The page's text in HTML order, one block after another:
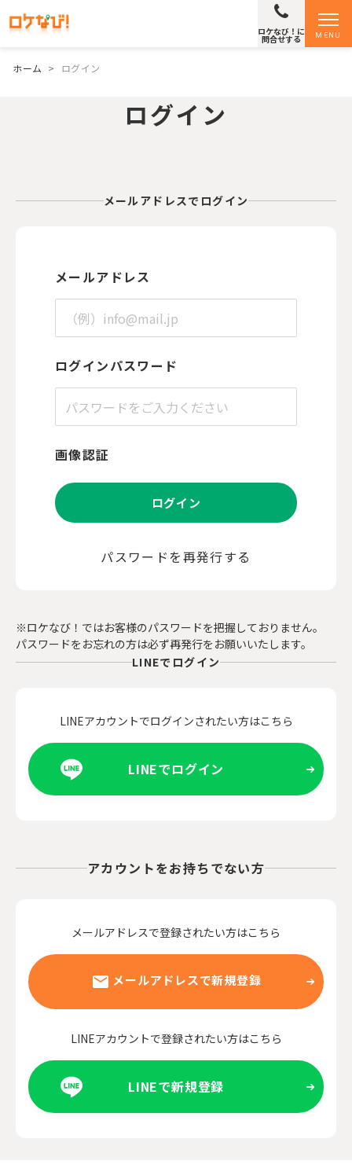
MENU
ロケなび！に
問合せする
ホーム > ログイン
ログイン
メールアドレスでログイン
メールアドレス
ログインパスワード
画像認証
ログイン
パスワードを再発行する
※ロケなび！ではお客様のパスワードを把握しておりません。
パスワードをお忘れの方は必ず再発行をお願いいたします。
LINEでログイン
LINEアカウントでログインされたい方はこちら
LINEでログイン
アカウントをお持ちでない方
メールアドレスで登録されたい方はこちら
メールアドレスで新規登録
LINEアカウントで登録されたい方はこちら
LINEで新規登録